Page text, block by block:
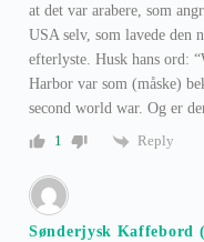
at det var arabere, som
USA selv, som lavede den
efterlyste. Husk hans ord:
Harbor var som (måske)
second world war. Og er
1
Reply
Sønderjysk Kaffebord